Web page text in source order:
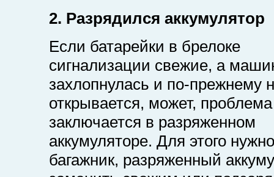
2. Разрядился аккумулятор
Если батарейки в брелоке
сигнализации свежие, а
захлопнулась и по-прежнему
открывается, может, проблема
заключается в разряженном
аккумуляторе. Для этого
багажник, разряженный